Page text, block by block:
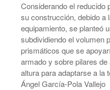
Considerando el reducido
su construcción, debido a
equipamiento, se planteó
subdividiendo el volumen
prismáticos que se
armado y sobre pilares
altura para adaptarse a la
Ángel García-Pola Vallejo